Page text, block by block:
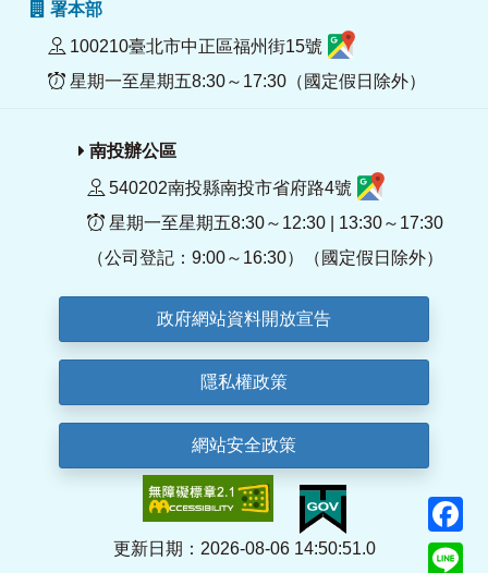
署本部
100210臺北市中正區福州街15號
星期一至星期五8:30～17:30（國定假日除外）
南投辦公區
540202南投縣南投市省府路4號
星期一至星期五8:30～12:30 | 13:30～17:30
（公司登記：9:00～16:30）（國定假日除外）
政府網站資料開放宣告
隱私權政策
網站安全政策
更新日期：2026-08-06 14:50:51.0